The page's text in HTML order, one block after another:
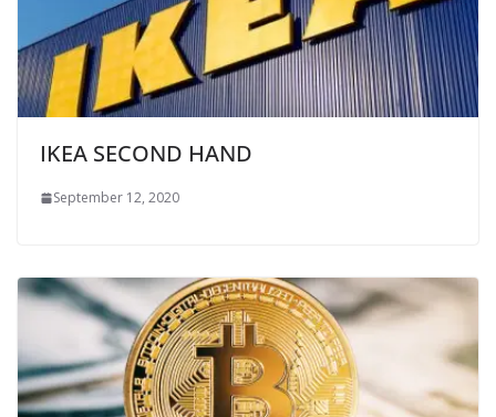
IKEA SECOND HAND
September 12, 2020